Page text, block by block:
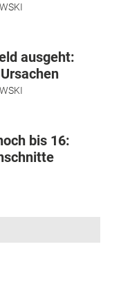
ausgeht:
bis 16: